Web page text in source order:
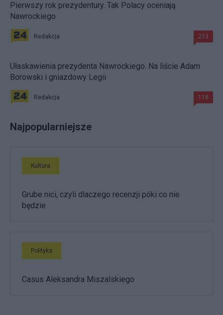
Pierwszy rok prezydentury. Tak Polacy oceniają
Nawrockiego
Redakcja 213
Ułaskawienia prezydenta Nawrockiego. Na liście Adam
Borowski i gniazdowy Legii
Redakcja 118
Najpopularniejsze
Kultura
Grube nici, czyli dlaczego recenzji póki co nie
będzie
Polityka
Casus Aleksandra Miszalskiego